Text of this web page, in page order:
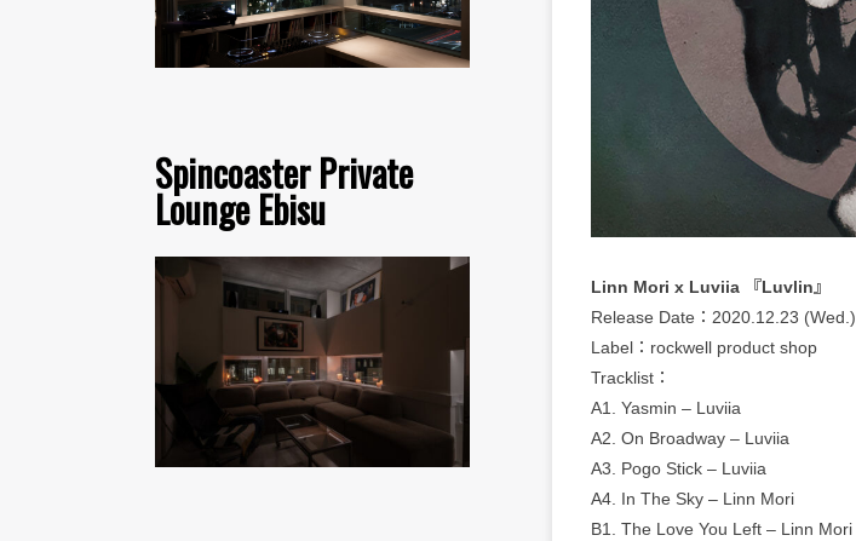
Spincoaster Private
Lounge Ebisu
Linn Mori x Luviia 『Luvlin』
Release Date：2020.12.23 (Wed.)
Label：rockwell product shop
Tracklist：
A1. Yasmin – Luviia
A2. On Broadway – Luviia
A3. Pogo Stick – Luviia
A4. In The Sky – Linn Mori
B1. The Love You Left – Linn Mori